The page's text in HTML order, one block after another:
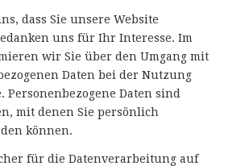
dass Sie unsere Website
uns für Ihr Interesse. Im
wir Sie über den Umgang mit
Daten bei der Nutzung
Personenbezogene Daten sind
mit denen Sie persönlich
können.
für die Datenverarbeitung auf